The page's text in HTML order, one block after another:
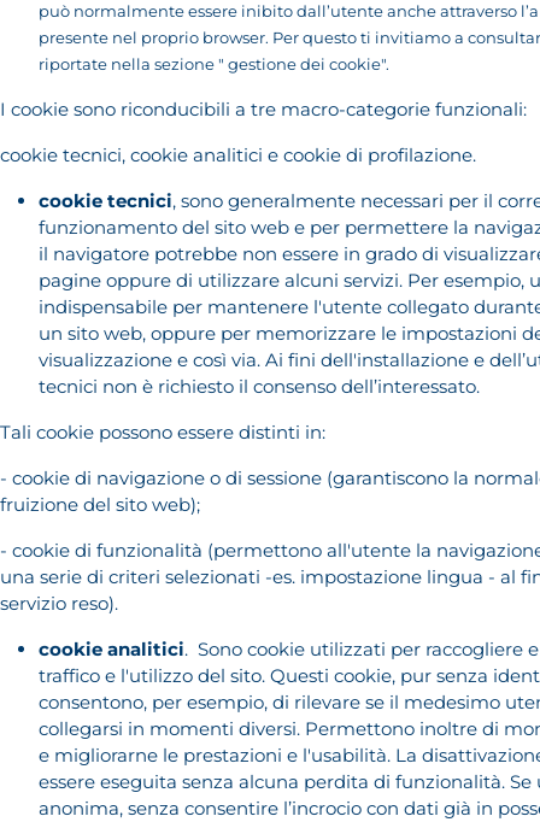
può normalmente essere inibito dall’utente anche attraverso
presente nel proprio browser. Per questo ti invitiamo a
riportate nella sezione " gestione dei cookie".
I cookie sono riconducibili a tre macro-categorie funzionali:
cookie tecnici, cookie analitici e cookie di profilazione.
cookie tecnici, sono generalmente necessari per il
funzionamento del sito web e per permettere la
il navigatore potrebbe non essere in grado di
pagine oppure di utilizzare alcuni servizi. Per esempio,
indispensabile per mantenere l'utente collegato
un sito web, oppure per memorizzare le impostazioni
visualizzazione e così via. Ai fini dell'installazione e
tecnici non è richiesto il consenso dell’interessato.
Tali cookie possono essere distinti in:
- cookie di navigazione o di sessione (garantiscono la
fruizione del sito web);
- cookie di funzionalità (permettono all'utente la
una serie di criteri selezionati -es. impostazione lingua - al
servizio reso).
cookie analitici. Sono cookie utilizzati per raccogliere
traffico e l'utilizzo del sito. Questi cookie, pur senza
consentono, per esempio, di rilevare se il medesimo
collegarsi in momenti diversi. Permettono inoltre di
e migliorarne le prestazioni e l'usabilità. La
essere eseguita senza alcuna perdita di funzionalità.
anonima, senza consentire l’incrocio con dati già in